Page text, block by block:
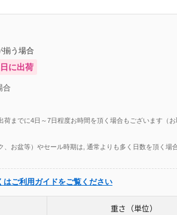
揃う場合
に出荷
合
までに4日～7日程度お時間を頂く場合もございます（お
お盆等）やセール時期は, 通常よりも多く日数を頂く場
はご利用ガイドをご覧ください
重さ（単位）